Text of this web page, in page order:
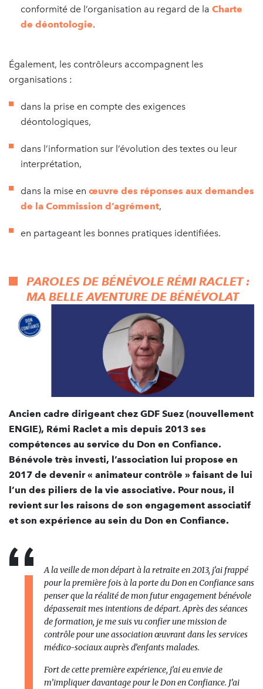
conformité de l’organisation au regard de la Charte
de déontologie.
Également, les contrôleurs accompagnent les
organisations :
dans la prise en compte des exigences
déontologiques,
dans l’information sur l’évolution des textes ou leur
interprétation,
dans la mise en œuvre des réponses aux demandes
de la Commission d’agrément,
en partageant les bonnes pratiques identifiées.
PAROLES DE BÉNÉVOLE RÉMI RACLET :
MA BELLE AVENTURE DE BÉNÉVOLAT
Ancien cadre dirigeant chez GDF Suez (nouvellement
ENGIE), Rémi Raclet a mis depuis 2013 ses
compétences au service du Don en Confiance.
Bénévole très investi, l’association lui propose en
2017 de devenir « animateur contrôle » faisant de lui
l’un des piliers de la vie associative. Pour nous, il
revient sur les raisons de son engagement associatif
et son expérience au sein du Don en Confiance.
A la veille de mon départ à la retraite en 2013, j’ai frappé
pour la première fois à la porte du Don en Confiance sans
penser que la réalité de mon futur engagement bénévole
dépasserait mes intentions de départ. Après des séances
de formation, je me suis vu confier une mission de
contrôle pour une association œuvrant dans les services
médico-sociaux auprès d’enfants malades.
Fort de cette première expérience, j’ai eu envie de
m’impliquer davantage pour le Don en Confiance. J’ai